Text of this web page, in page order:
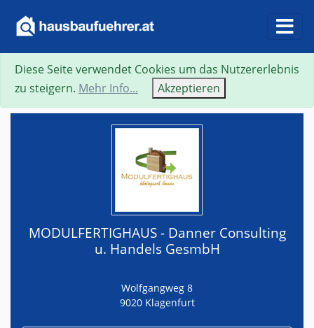
Suche Neue Suche Zurück
MODULFERTIGHAUS - Danner Consulting
u. Handels GesmbH
Wolfgangweg 8
9020 Klagenfurt
Diese Seite verwendet Cookies um das Nutzererlebnis
zu steigern. Mehr Info... Akzeptieren